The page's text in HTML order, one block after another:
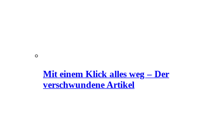
Mit einem Klick alles weg – Der
verschwundene Artikel